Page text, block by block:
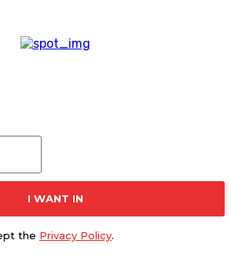
I WANT IN
the Privacy Policy.